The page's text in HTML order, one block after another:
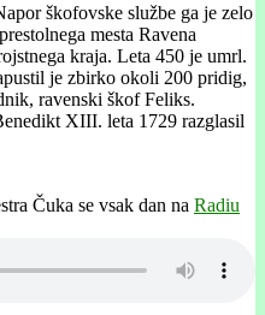
škofovske službe ga je zelo
mesta Ravena
kraja. Leta 450 je umrl.
je zbirko okoli 200 pridig,
ravenski škof Feliks.
XIII. leta 1729 razglasil
Čuka se vsak dan na Radiu